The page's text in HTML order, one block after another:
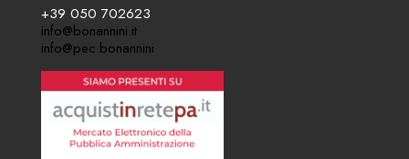
+39 050 702623
info@bonannini.it
info@pec.bonannini